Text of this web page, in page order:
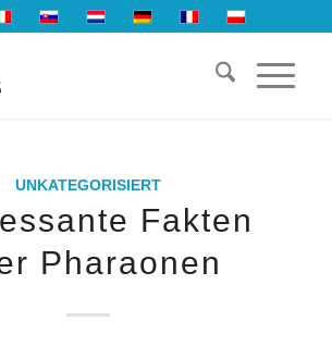
UNKATEGORISIERT
Fakten
Pharaonen